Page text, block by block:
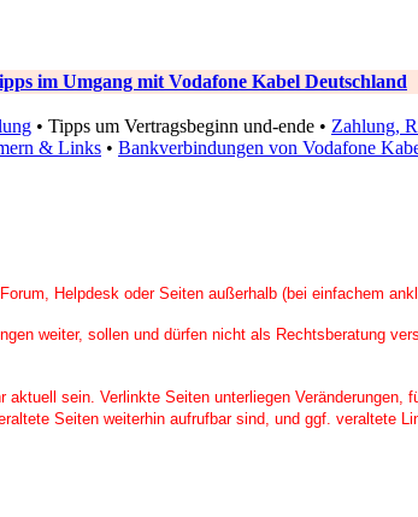
im Umgang mit Vodafone Kabel Deutschland
• Tipps um Vertragsbeginn und-ende • Zahlung,
& Links • Bankverbindungen von Vodafone
Helpdesk oder Seiten außerhalb (bei einfachem
weiter, sollen und dürfen nicht als Rechtsberatung
sein. Verlinkte Seiten unterliegen
Seiten weiterhin aufrufbar sind, und ggf. veraltete